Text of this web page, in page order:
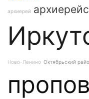
архиерей
Ново-Ленино Октябрьский